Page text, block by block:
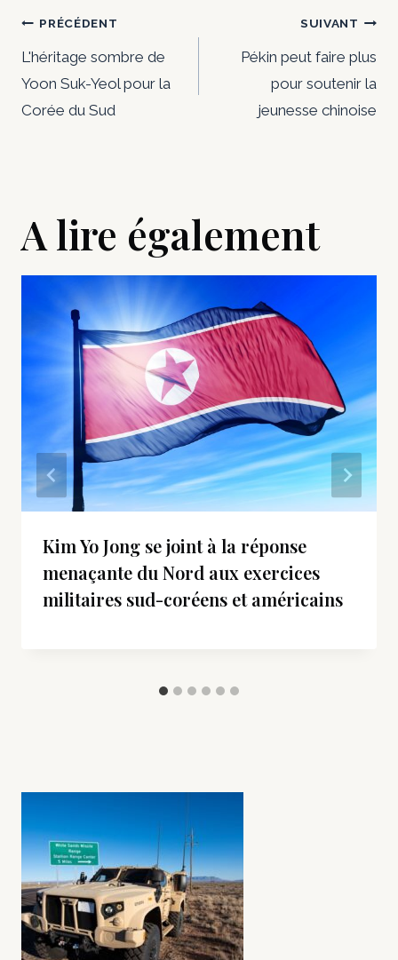
Navigation
de
l’article
PRÉCÉDENT
L'héritage sombre de
Yoon Suk-Yeol pour la
Corée du Sud
SUIVANT
Pékin peut faire plus
pour soutenir la
jeunesse chinoise
A lire également
Kim Yo Jong se joint à la réponse
menaçante du Nord aux exercices
militaires sud-coréens et américains